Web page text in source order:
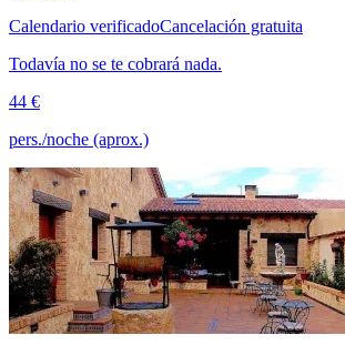
Calendario verificadoCancelación gratuita
Todavía no se te cobrará nada.
44 €
pers./noche (aprox.)